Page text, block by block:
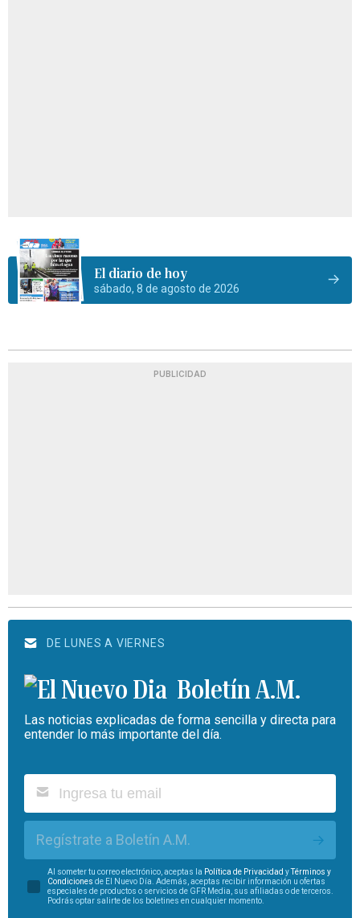
El diario de hoy
sábado, 8 de agosto de 2026
PUBLICIDAD
DE LUNES A VIERNES
Boletín A.M.
Las noticias explicadas de forma sencilla y directa para
entender lo más importante del día.
Regístrate a Boletín A.M.
Al someter tu correo electrónico, aceptas la Política de Privacidad yTérminos y
Condiciones de El Nuevo Día. Además, aceptas recibir información u ofertas
especiales de productos o servicios de GFR Media, sus afiliadas o de terceros.
Podrás optar salirte de los boletines en cualquier momento.